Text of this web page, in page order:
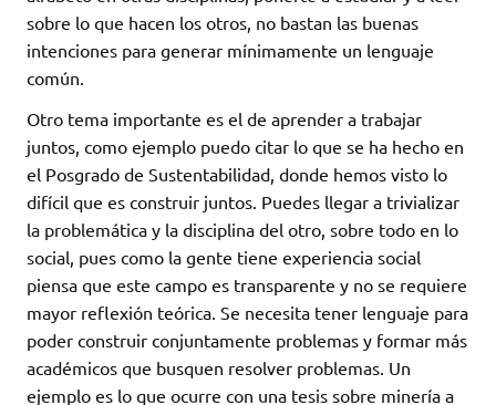
sobre lo que hacen los otros, no bastan las buenas
intenciones para generar mínimamente un lenguaje
común.
Otro tema importante es el de aprender a trabajar
juntos, como ejemplo puedo citar lo que se ha hecho en
el Posgrado de Sustentabilidad, donde hemos visto lo
difícil que es construir juntos. Puedes llegar a trivializar
la problemática y la disciplina del otro, sobre todo en lo
social, pues como la gente tiene experiencia social
piensa que este campo es transparente y no se requiere
mayor reflexión teórica. Se necesita tener lenguaje para
poder construir conjuntamente problemas y formar más
académicos que busquen resolver problemas. Un
ejemplo es lo que ocurre con una tesis sobre minería a